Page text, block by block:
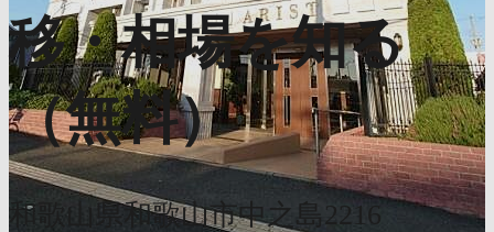
移・相場を知る
（無料）
和歌山県和歌山市中之島2216